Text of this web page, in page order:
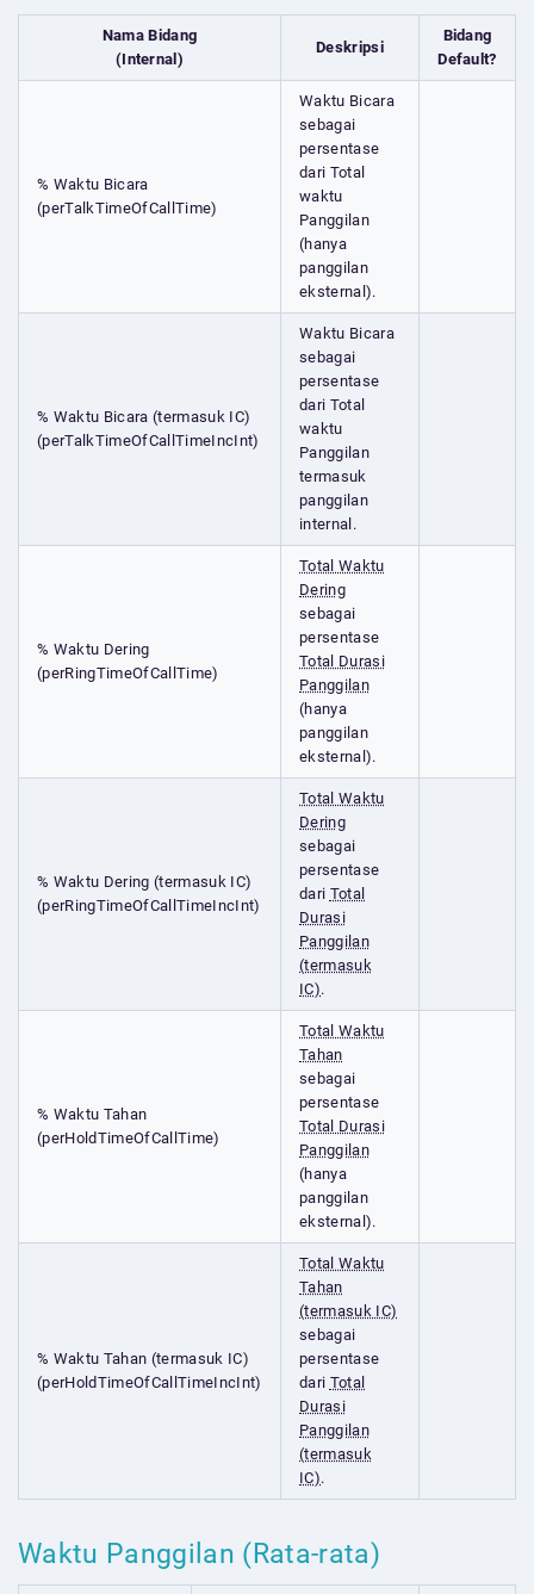
Nama Bidang
(Internal)
Deskripsi
Bidang
Default?
% Waktu Bicara
(perTalkTimeOfCallTime)
Waktu Bicara
sebagai
persentase
dari Total
waktu
Panggilan
(hanya
panggilan
eksternal).
% Waktu Bicara (termasuk IC)
(perTalkTimeOfCallTimeIncInt)
Waktu Bicara
sebagai
persentase
dari Total
waktu
Panggilan
termasuk
panggilan
internal.
% Waktu Dering
(perRingTimeOfCallTime)
Total Waktu
Dering
sebagai
persentase
Total Durasi
Panggilan
(hanya
panggilan
eksternal).
% Waktu Dering (termasuk IC)
(perRingTimeOfCallTimeIncInt)
Total Waktu
Dering
sebagai
persentase
dari Total
Durasi
Panggilan
(termasuk
IC).
% Waktu Tahan
(perHoldTimeOfCallTime)
Total Waktu
Tahan
sebagai
persentase
Total Durasi
Panggilan
(hanya
panggilan
eksternal).
% Waktu Tahan (termasuk IC)
(perHoldTimeOfCallTimeIncInt)
Total Waktu
Tahan
(termasuk IC)
sebagai
persentase
dari Total
Durasi
Panggilan
(termasuk
IC).
Waktu Panggilan (Rata-rata)